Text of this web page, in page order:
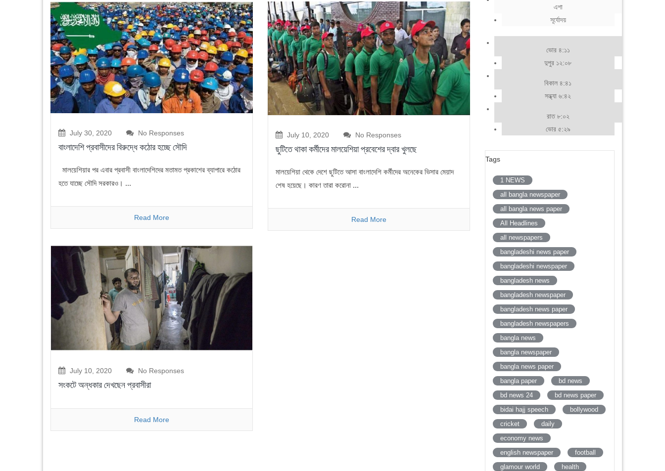
July 30, 2020 No Responses
বাংলাদেশি প্রবাসীদের বিরুদ্ধে কঠোর হচ্ছে সৌদি
মালয়েশিয়ার পর এবার প্রবাসী বাংলাদেশিদের মতামত প্রকাশের ব্যাপারে কঠোর
হতে যাচ্ছে সৌদি সরকারও। ...
Read More
July 10, 2020 No Responses
ছুটিতে থাকা কর্মীদের মালয়েশিয়া প্রবেশের দ্বার খুলছে
মালয়েশিয়া থেকে দেশে ছুটিতে আসা বাংলাদেশি কর্মীদের অনেকের ভিসার মেয়াদ
শেষ হয়েছে। কারণ তারা করোনা ...
Read More
July 10, 2020 No Responses
সংকটে অন্ধকার দেখছেন প্রবাসীরা
Read More
এশা
সূর্যোদয়
ভোর ৪:১১
দুপুর ১২:০৮
বিকাল ৪:৪১
সন্ধ্যা ৬:৪২
রাত ৮:০২
ভোর ৫:২৯
Tags
1 NEWS
all bangla newspaper
all bangla news paper
All Headlines
all newspapers
bangladeshi news paper
bangladeshi newspaper
bangladesh news
bangladesh newspaper
bangladesh news paper
bangladesh newspapers
bangla news
bangla newspaper
bangla news paper
bangla paper
bd news
bd news 24
bd news paper
bidai hajj speech
bollywood
cricket
daily
economy news
english newspaper
football
glamour world
health